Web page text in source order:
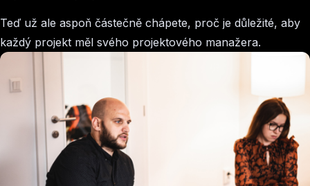
Teď už ale aspoň částečně chápete, proč je důležité, aby
každý projekt měl svého projektového manažera.